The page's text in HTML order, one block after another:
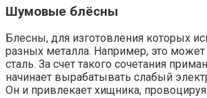
Шумовые блёсны
Блесны, для изготовления которых
разных металла. Например, это
сталь. За счет такого сочетания
начинает вырабатывать слабый
Он и привлекает хищника, провоцируя